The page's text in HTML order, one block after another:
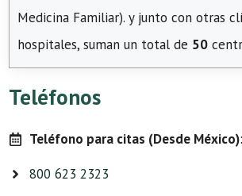
Medicina Familiar). y junto con otras
hospitales, suman un total de 50
Teléfonos
Teléfono para citas (Desde México):
800 623 2323